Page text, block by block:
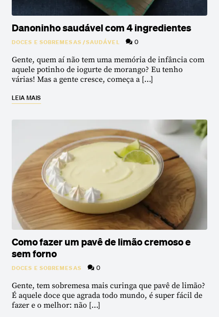
Danoninho saudável com 4 ingredientes
DOCES E SOBREMESAS/SAUDÁVEL 0
Gente, quem aí não tem uma memória de infância com
aquele potinho de iogurte de morango? Eu tenho
várias! Mas a gente cresce, começa a […]
LEIA MAIS
Como fazer um pavê de limão cremoso e
sem forno
DOCES E SOBREMESAS 0
Gente, tem sobremesa mais curinga que pavê de limão?
É aquele doce que agrada todo mundo, é super fácil de
fazer e o melhor: não […]